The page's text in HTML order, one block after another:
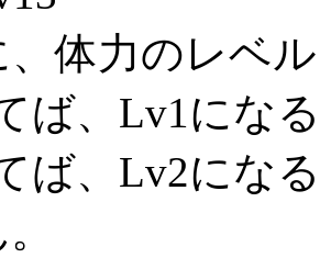
、体力のレベ
ば、Lv1にな
ば、Lv2にな